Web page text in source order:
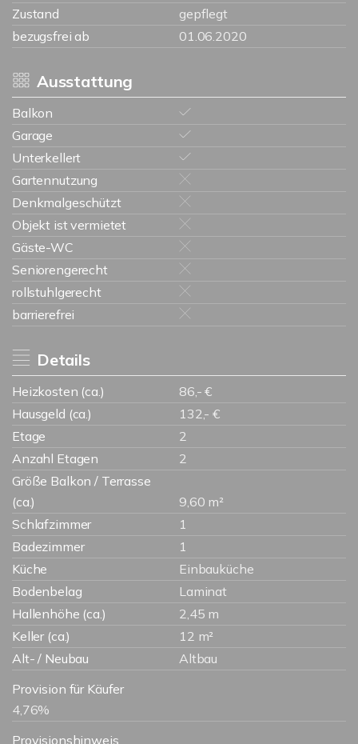
Zustand
gepflegt
bezugsfrei ab
01.06.2020
Ausstattung
Balkon
Garage
Unterkellert
Gartennutzung
Denkmalgeschützt
Objekt ist vermietet
Gäste-WC
Seniorengerecht
rollstuhlgerecht
barrierefrei
Details
Heizkosten (ca.)
86,- €
Hausgeld (ca.)
132,- €
Etage
2
Anzahl Etagen
2
Größe Balkon / Terrasse
(ca.)
9,60 m²
Schlafzimmer
1
Badezimmer
1
Küche
Einbauküche
Bodenbelag
Laminat
Hallenhöhe (ca.)
2,45 m
Keller (ca.)
12 m²
Alt- / Neubau
Altbau
Provision für Käufer
4,76%
Provisionshinweis